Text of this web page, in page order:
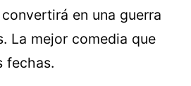
en una guerra
La mejor comedia que
fechas.